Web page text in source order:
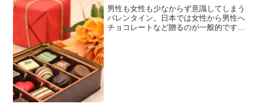
男性も女性も少なからず意識してしまう
バレンタイン。日本では女性から男性へ
チョコレートなど贈るのが一般的です